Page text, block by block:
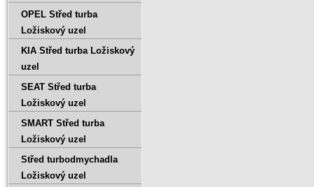
OPEL Střed turba
Ložiskový uzel
KIA Střed turba Ložiskový
uzel
SEAT Střed turba
Ložiskový uzel
SMART Střed turba
Ložiskový uzel
Střed turbodmychadla
Ložiskový uzel